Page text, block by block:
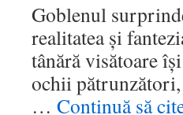
Goblenul
realitatea și
tânără visătoare
ochii
… Continuă să